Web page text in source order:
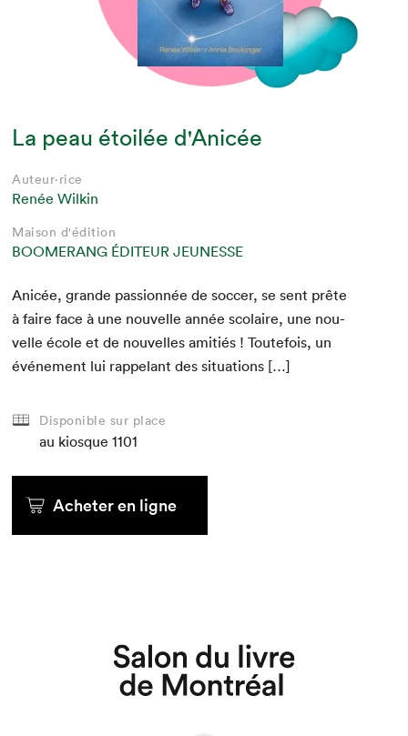
Que cherchez-vous?
La peau étoilée d'Anicée
Auteur·rice
Renée Wilkin
Maison d'édition
BOOMERANG ÉDITEUR JEUNESSE
Anicée, grande pas­sion­née de soc­cer, se sent prête
à faire face à une nou­velle année sco­laire, une nou­
velle école et de nou­velles ami­tiés ! Toute­fois, un
événe­ment lui rap­pelant des situations […]
Disponible sur place
au kiosque 1101
Acheter en ligne